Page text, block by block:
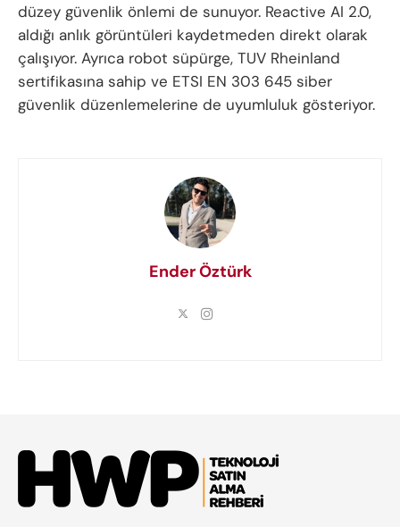
düzey güvenlik önlemi de sunuyor. Reactive AI 2.0,
aldığı anlık görüntüleri kaydetmeden direkt olarak
çalışıyor. Ayrıca robot süpürge, TUV Rheinland
sertifikasına sahip ve ETSI EN 303 645 siber
güvenlik düzenlemelerine de uyumluluk gösteriyor.
Ender Öztürk